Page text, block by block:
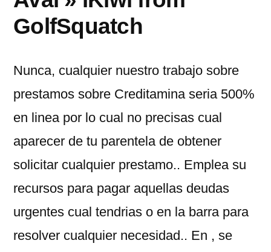
GolfSquatch
Nunca, cualquier nuestro trabajo sobre
prestamos sobre Creditamina seri­a 500%
en linea por lo cual no precisas cual
aparecer de tu parentela de obtener
solicitar cualquier prestamo.. Emplea su
recursos para pagar aquellas deudas
urgentes cual tendri­as o en la barra para
resolver cualquier necesidad.. En , se